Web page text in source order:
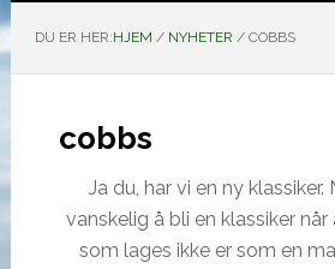
DU ER HER:HJEM / NYHETER /COBBS
cobbs
Ja du, har vi en ny
vanskelig å bli en klassiker
som lages ikke er som en